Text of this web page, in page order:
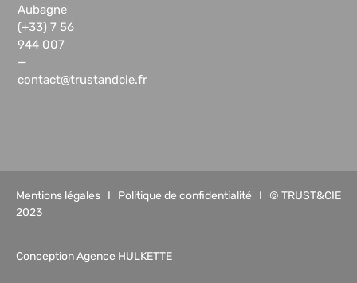
Aubagne
(+33) 7 56
944 007
—
contact@trustandcie.fr
Mentions légales I Politique de confidentialité I © TRUST&CIE
2023
Conception Agence HULKETTE